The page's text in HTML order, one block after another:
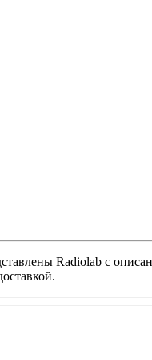
Radiolab с